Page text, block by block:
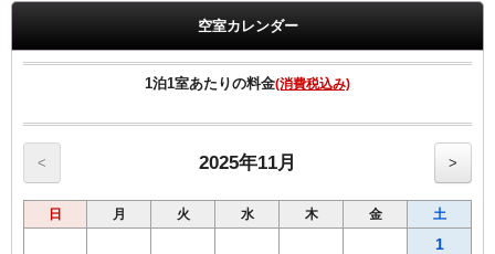
☆Wi-Fi 及び有線LAN環境完備
☆有料VOD（ビデオ・オン・デマンド）対応
☆館内にコンビニあり
☆シングル11㎡のお部屋のベットサイズは120㎝です。
☆セミダブルとはシングル15㎡の2名様利用です
■宿泊税のご案内■
大阪府条例により、ご宿泊料金に応じた宿泊税を別途頂戴いたしま
空室カレンダー
1泊1室あたりの料金(消費税込み)
< 2025年11月 >
日 月 火 水 木 金 土
1